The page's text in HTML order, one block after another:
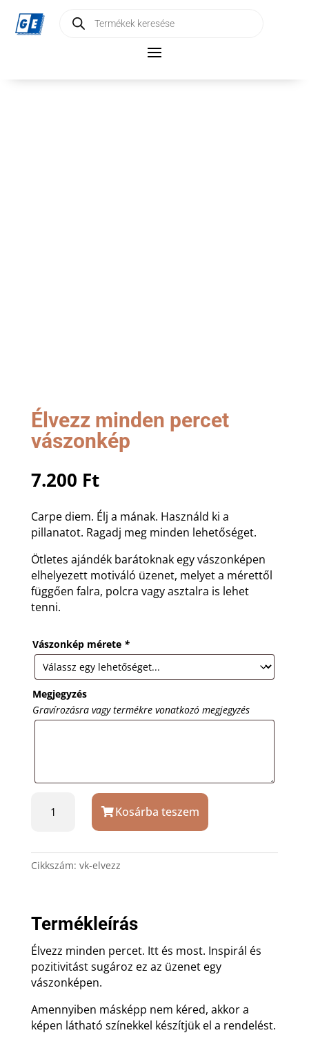
search
Élvezz minden percet
vászonkép
7.200 Ft
Carpe diem. Élj a mának. Használd ki a
pillanatot. Ragadj meg minden lehetőséget.
Ötletes ajándék barátoknak egy vászonképen
elhelyezett motiváló üzenet, melyet a mérettől
függően falra, polcra vagy asztalra is lehet
tenni.
Vászonkép mérete *
Megjegyzés
Gravírozásra vagy termékre vonatkozó megjegyzés
minden
mennyiség
Kosárba teszem
Cikkszám: vk-elvezz
Termékleírás
Élvezz minden percet. Itt és most. Inspirál és
pozitivitást sugároz ez az üzenet egy
vászonképen.
Amennyiben másképp nem kéred, akkor a
képen látható színekkel készítjük el a rendelést.